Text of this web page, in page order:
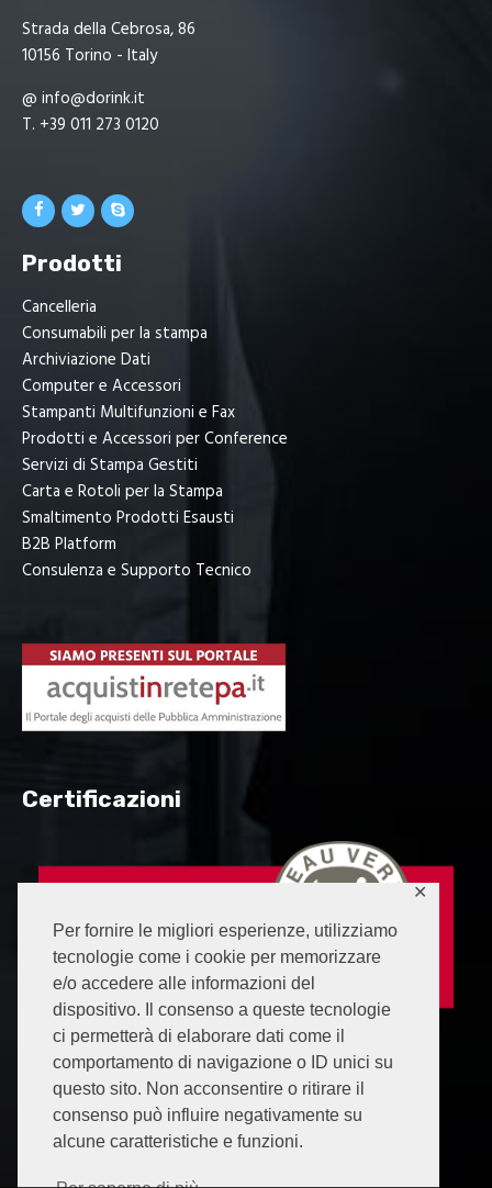
Per fornire le migliori esperienze, utilizziamo
tecnologie come i cookie per memorizzare
e/o accedere alle informazioni del
dispositivo. Il consenso a queste tecnologie
ci permetterà di elaborare dati come il
comportamento di navigazione o ID unici su
questo sito. Non acconsentire o ritirare il
consenso può influire negativamente su
alcune caratteristiche e funzioni.
✕
Strada della Cebrosa, 86
10156 Torino - Italy
@ info@dorink.it
T. +39 011 273 0120
Prodotti
Cancelleria
Consumabili per la stampa
Archiviazione Dati
Computer e Accessori
Stampanti Multifunzioni e Fax
Prodotti e Accessori per Conference
Servizi di Stampa Gestiti
Carta e Rotoli per la Stampa
Smaltimento Prodotti Esausti
B2B Platform
Consulenza e Supporto Tecnico
Certificazioni